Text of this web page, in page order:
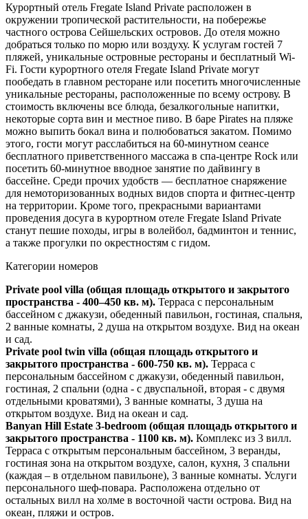
Курортный отель Fregate Island Private расположен в
окружении тропической растительности, на побережье
частного острова Сейшельских островов. До отеля можно
добраться только по морю или воздуху. К услугам гостей 7
пляжей, уникальные островные рестораны и бесплатный Wi-
Fi. Гости курортного отеля Fregate Island Private могут
пообедать в главном ресторане или посетить многочисленные
уникальные рестораны, расположенные по всему острову. В
стоимость включены все блюда, безалкогольные напитки,
некоторые сорта вин и местное пиво. В баре Pirates на пляже
можно выпить бокал вина и полюбоваться закатом. Помимо
этого, гости могут расслабиться на 60-минутном сеансе
бесплатного приветственного массажа в спа-центре Rock или
посетить 60-минутное вводное занятие по дайвингу в
бассейне. Среди прочих удобств — бесплатное снаряжение
для немоторизованных водных видов спорта и фитнес-центр
на территории. Кроме того, прекрасными вариантами
проведения досуга в курортном отеле Fregate Island Private
станут пешие походы, игры в волейбол, бадминтон и теннис,
а также прогулки по окрестностям с гидом.
Категории номеров
Private pool villa (общая площадь открытого и закрытого
пространства - 400–450 кв. м). Терраса с персональным
бассейном с джакузи, обеденный павильон, гостиная, спальня,
2 ванные комнаты, 2 душа на открытом воздухе. Вид на океан
и сад.
Private pool twin villa (общая площадь открытого и
закрытого пространства - 600-750 кв. м). Терраса с
персональным бассейном c джакузи, обеденный павильон,
гостиная, 2 спальни (одна - с двуспальной, вторая - с двумя
отдельными кроватями), 3 ванные комнаты, 3 душа на
открытом воздухе. Вид на океан и сад.
Banyan Hill Estate 3-bedroom (общая площадь открытого и
закрытого пространства - 1100 кв. м). Комплекс из 3 вилл.
Терраса с открытым персональным бассейном, 3 веранды,
гостиная зона на открытом воздухе, салон, кухня, 3 спальни
(каждая – в отдельном павильоне), 3 ванные комнаты. Услуги
персонального шеф-повара. Расположена отдельно от
остальных вилл на холме в восточной части острова. Вид на
океан, пляжи и остров.